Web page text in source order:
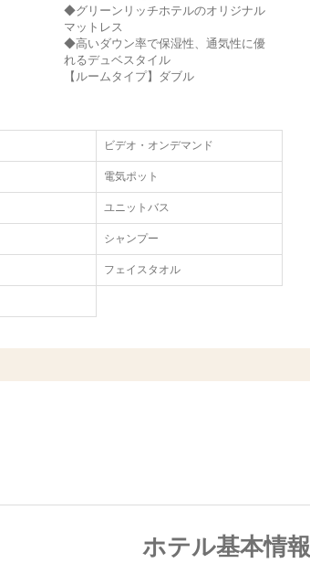
◆グリーンリッチホテルのオリジナル
マットレス
◆高いダウン率で保湿性、通気性に優
れるデュベスタイル
【ルームタイプ】ダブル
ビデオ・オンデマンド
電気ポット
ユニットバス
シャンプー
フェイスタオル
ホテル基本情報